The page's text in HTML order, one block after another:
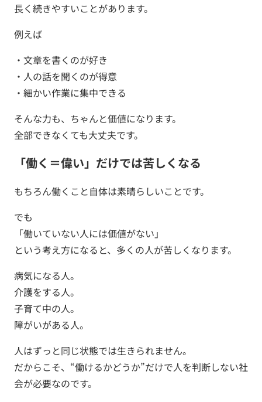
長く続きやすいことがあります。
例えば
・文章を書くのが好き
・人の話を聞くのが得意
・細かい作業に集中できる
そんな力も、ちゃんと価値になります。
全部できなくても大丈夫です。
「働く＝偉い」だけでは苦しくなる
もちろん働くこと自体は素晴らしいことです。
でも
「働いていない人には価値がない」
という考え方になると、多くの人が苦しくなります。
病気になる人。
介護をする人。
子育て中の人。
障がいがある人。
人はずっと同じ状態では生きられません。
だからこそ、“働けるかどうか”だけで人を判断しない社
会が必要なのです。